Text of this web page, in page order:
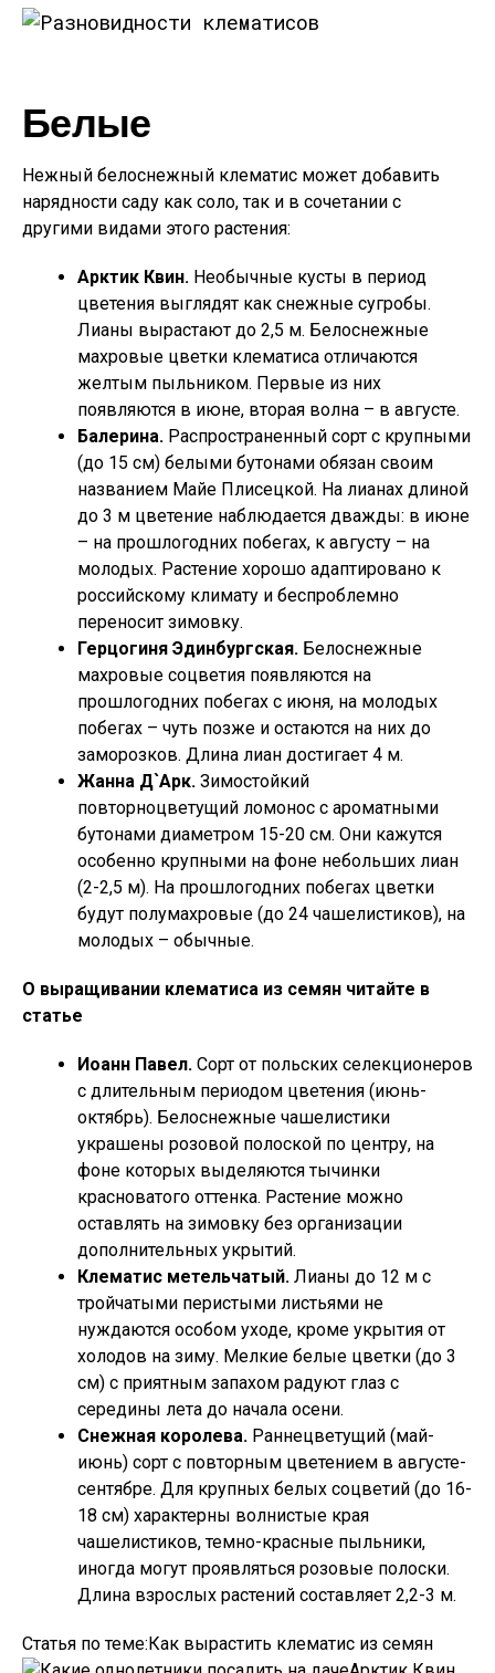
Белые
Нежный белоснежный клематис может добавить
нарядности саду как соло, так и в сочетании с
другими видами этого растения:
Арктик Квин. Необычные кусты в период
цветения выглядят как снежные сугробы.
Лианы вырастают до 2,5 м. Белоснежные
махровые цветки клематиса отличаются
желтым пыльником. Первые из них
появляются в июне, вторая волна – в августе.
Балерина. Распространенный сорт с крупными
(до 15 см) белыми бутонами обязан своим
названием Майе Плисецкой. На лианах длиной
до 3 м цветение наблюдается дважды: в июне
– на прошлогодних побегах, к августу – на
молодых. Растение хорошо адаптировано к
российскому климату и беспроблемно
переносит зимовку.
Герцогиня Эдинбургская. Белоснежные
махровые соцветия появляются на
прошлогодних побегах с июня, на молодых
побегах – чуть позже и остаются на них до
заморозков. Длина лиан достигает 4 м.
Жанна Д`Арк. Зимостойкий
повторноцветущий ломонос с ароматными
бутонами диаметром 15-20 см. Они кажутся
особенно крупными на фоне небольших лиан
(2-2,5 м). На прошлогодних побегах цветки
будут полумахровые (до 24 чашелистиков), на
молодых – обычные.
О выращивании клематиса из семян читайте в
статье
Иоанн Павел. Сорт от польских селекционеров
с длительным периодом цветения (июнь-
октябрь). Белоснежные чашелистики
украшены розовой полоской по центру, на
фоне которых выделяются тычинки
красноватого оттенка. Растение можно
оставлять на зимовку без организации
дополнительных укрытий.
Клематис метельчатый. Лианы до 12 м с
тройчатыми перистыми листьями не
нуждаются особом уходе, кроме укрытия от
холодов на зиму. Мелкие белые цветки (до 3
см) с приятным запахом радуют глаз с
середины лета до начала осени.
Снежная королева. Раннецветущий (май-
июнь) сорт с повторным цветением в августе-
сентябре. Для крупных белых соцветий (до 16-
18 см) характерны волнистые края
чашелистиков, темно-красные пыльники,
иногда могут проявляться розовые полоски.
Длина взрослых растений составляет 2,2-3 м.
Статья по теме:Как вырастить клематис из семян